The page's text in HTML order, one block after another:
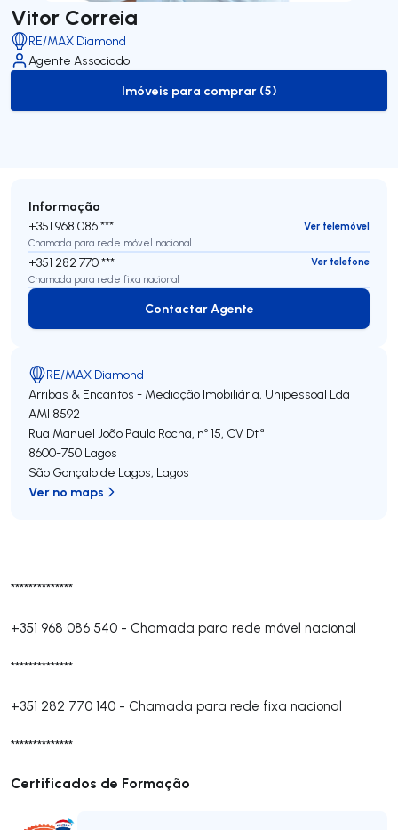
Vitor Correia
RE/MAX Diamond
Agente Associado
to-buy-listing
Imóveis para comprar (5)
**************
+351 968 086 540 - Chamada para rede móvel nacional
**************
+351 282 770 140 - Chamada para rede fixa nacional
**************
Certificados de Formação
Informação
+351 968 086 ***
Ver telemóvel
Chamada para rede móvel nacional
+351 282 770 ***
Ver telefone
Chamada para rede fixa nacional
Contactar Agente
Contactar Agente
RE/MAX Diamond
Arribas & Encantos - Mediação Imobiliária, Unipessoal Lda
AMI 8592
Rua Manuel João Paulo Rocha, nº 15, CV Dtª
8600-750 Lagos
São Gonçalo de Lagos, Lagos
Ver no maps